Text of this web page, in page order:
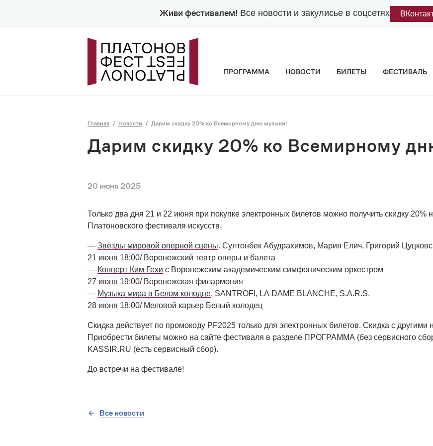
Живи фестивалем! Все новости и закулисье в соцсетях
ПРОГРАММА НОВОСТИ БИЛЕТЫ ФЕСТИВАЛЬ
Главная Новости Дарим скидку 20% ко Всемирному дню музыки!
Дарим скидку 20% ко Всемирному
20 июня 2025
Только два дня 21 и 22 июня при покупке электронных билетов можно получить скидку
Платоновского фестиваля искусств.
— Звёзды мировой оперной сцены. Султонбек Абудрахимов, Мария Елич, Григорий
21 июня 18:00/ Воронежский театр оперы и балета
— Концерт Ким Гехи с Воронежским академическим симфоническим оркестром
27 июня 19:00/ Воронежская филармония
— Музыка мира в Белом колодце. SANTROFI, LA DAME BLANCHE, S.A.R.S.
28 июня 18:00/ Меловой карьер Белый колодец
Скидка действует по промокоду PF2025 только для электронных билетов. Скидка с другими
Приобрести билеты можно на сайте фестиваля в разделе ПРОГРАММА (без сервисного
KASSIR.RU (есть сервисный сбор).
До встречи на фестивале!
Все новости